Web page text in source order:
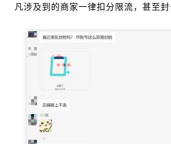
凡涉及到的商家一律扣分限流，甚至封